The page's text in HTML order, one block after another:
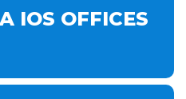
IOS OFFICES